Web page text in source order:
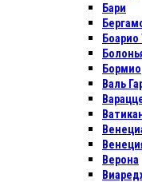
Бари
Бормио
Валь
Верона